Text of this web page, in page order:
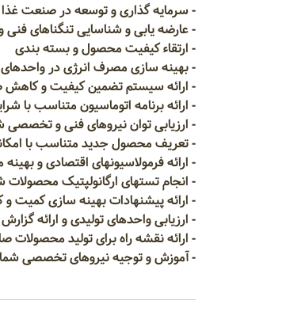
- سرمایه گذاری و توسعه در صنعت غذا
- عارضه یابی و شناسایی تنگناهای
- ارتقاء کیفیت محصول و بسته بندی
- بهینه سازی مصرف انرژی در واحدهای
- ارائه سیستم تضمین کیفیت و
- ارائه برنامه اتوماسیون متناسب
- ارزیابی توان نیروهای فنی و
- تعریف محصول جدید متناسب با
- ارائه فرمولاسیونهای اقتصادی و
- انجام تستهای ارگانولپتیک
- ارائه پیشنهادات بهینه سازی کمیت
- ارزیابی واحدهای تولیدی و ارائه
- ارائه نقشه راه برای تولید محصولات
- آموزش و توجیه نیروهای تخصصی شما